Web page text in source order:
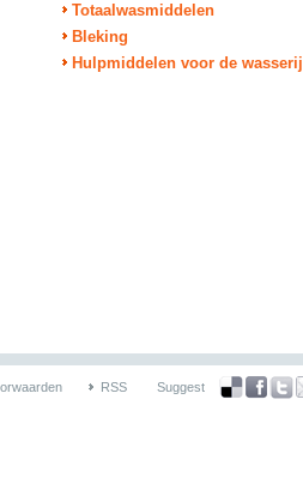
Totaalwasmiddelen
Bleking
Hulpmiddelen voor de wasserij
RSS Suggest